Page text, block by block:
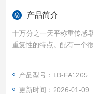
产品简介
十万分之一天平称重传感
重复性的特点。配有一个
产品型号：LB-FA1265
更新时间：2026-01-09